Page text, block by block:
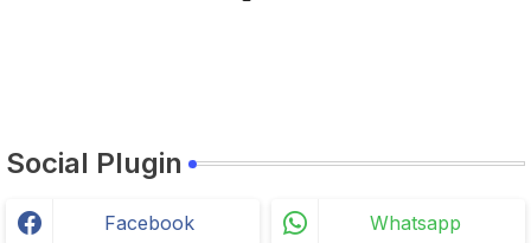
Social Plugin
Facebook Whatsapp